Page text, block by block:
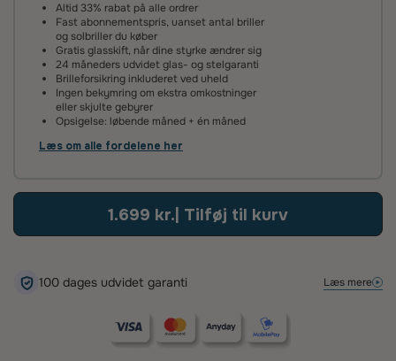
Altid 33% rabat på alle ordrer
Fast abonnementspris, uanset antal briller
og solbriller du køber
Gratis glasskift, når dine styrke ændrer sig
24 måneders udvidet glas- og stelgaranti
Brilleforsikring inkluderet ved uheld
Ingen bekymring om ekstra omkostninger
eller skjulte gebyrer
Opsigelse: løbende måned + én måned
Læs om alle fordelene her
1.699 kr. | Tilføj til kurv
100 dages udvidet garanti Læs mere
100 dages tilfredshedsgaranti
Det kan tage lidt tid at vænne sig til nye brilleglas – især hvis
de har en ny styrke eller er flerstyrke med glidende
100 dage – så finder vi en løsning, der sikrer, at du bliver glad.
Vi giver 2 års garanti på alle vores brilleglas og stel. Det
betyder, at hvis glassene ikke lever op til vores høje
standarder, reparerer eller udskifter vi dem helt uden
beregning.